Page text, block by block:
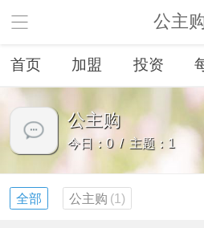
公主
首页 加盟 投资
公主购
今日：0 / 主题：1
全部 公主购 (1)